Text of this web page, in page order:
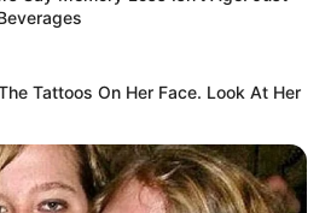
Tattoos On Her Face. Look At Her